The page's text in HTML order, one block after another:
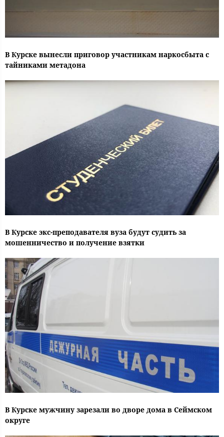
В Курске вынесли приговор участникам наркосбыта с
тайниками метадона
В Курске экс-преподавателя вуза будут судить за
мошенничество и получение взятки
В Курске мужчину зарезали во дворе дома в Сеймском
округе